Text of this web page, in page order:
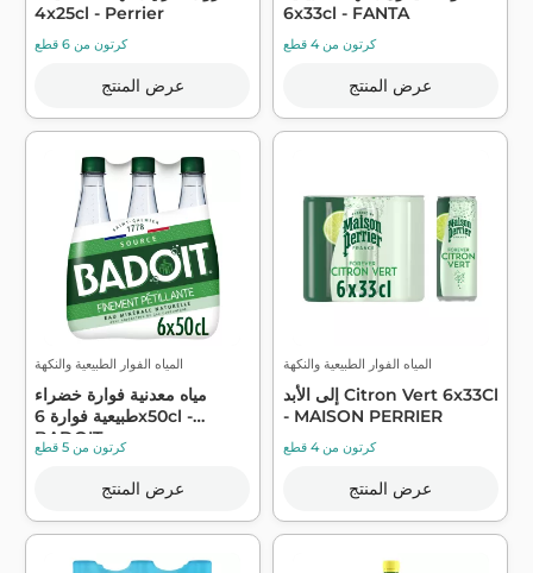
4x25cl - Perrier
كرتون من 6 قطع
عرض المنتج
6x33cl - FANTA
كرتون من 4 قطع
عرض المنتج
المياه الفوار الطبيعية والنكهة
مياه معدنية فوارة خضراء
طبيعية فوارة 6x50cl -
BADOIT
كرتون من 5 قطع
عرض المنتج
المياه الفوار الطبيعية والنكهة
إلى الأبد Citron Vert 6x33Cl
- MAISON PERRIER
كرتون من 4 قطع
عرض المنتج